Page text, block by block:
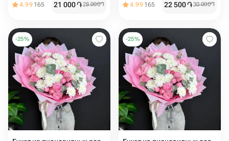
4.99 165 21 000֏28 000֏ 4.99 165 22 500֏30 000֏
-25% -25%